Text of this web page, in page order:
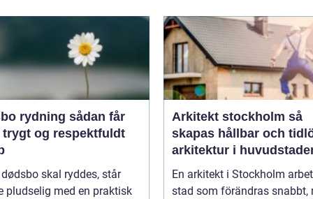
sådan får
trygt og respektfuldt
skal ryddes, står
pludselig med en praktisk
Arkitekt stockholm så
skapas hållbar och
arkitektur i
En arkitekt i Stockholm
stad som förändras snabbt,